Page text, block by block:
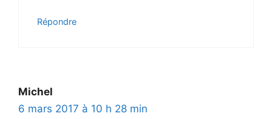
Répondre
Michel
6 mars 2017 à 10 h 28 min